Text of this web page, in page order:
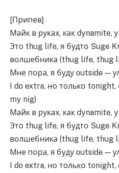
[Припев]
Майк в руках, как dynamite,
Это thug life, я будто Suge
волшебника (thug life, thug
Мне пора, я буду outside —
I do extra, но только
my nig)
Майк в руках, как dynamite,
Это thug life, я будто Suge
волшебника (thug life, thug
Мне пора, я буду outside —
I do extra, но только